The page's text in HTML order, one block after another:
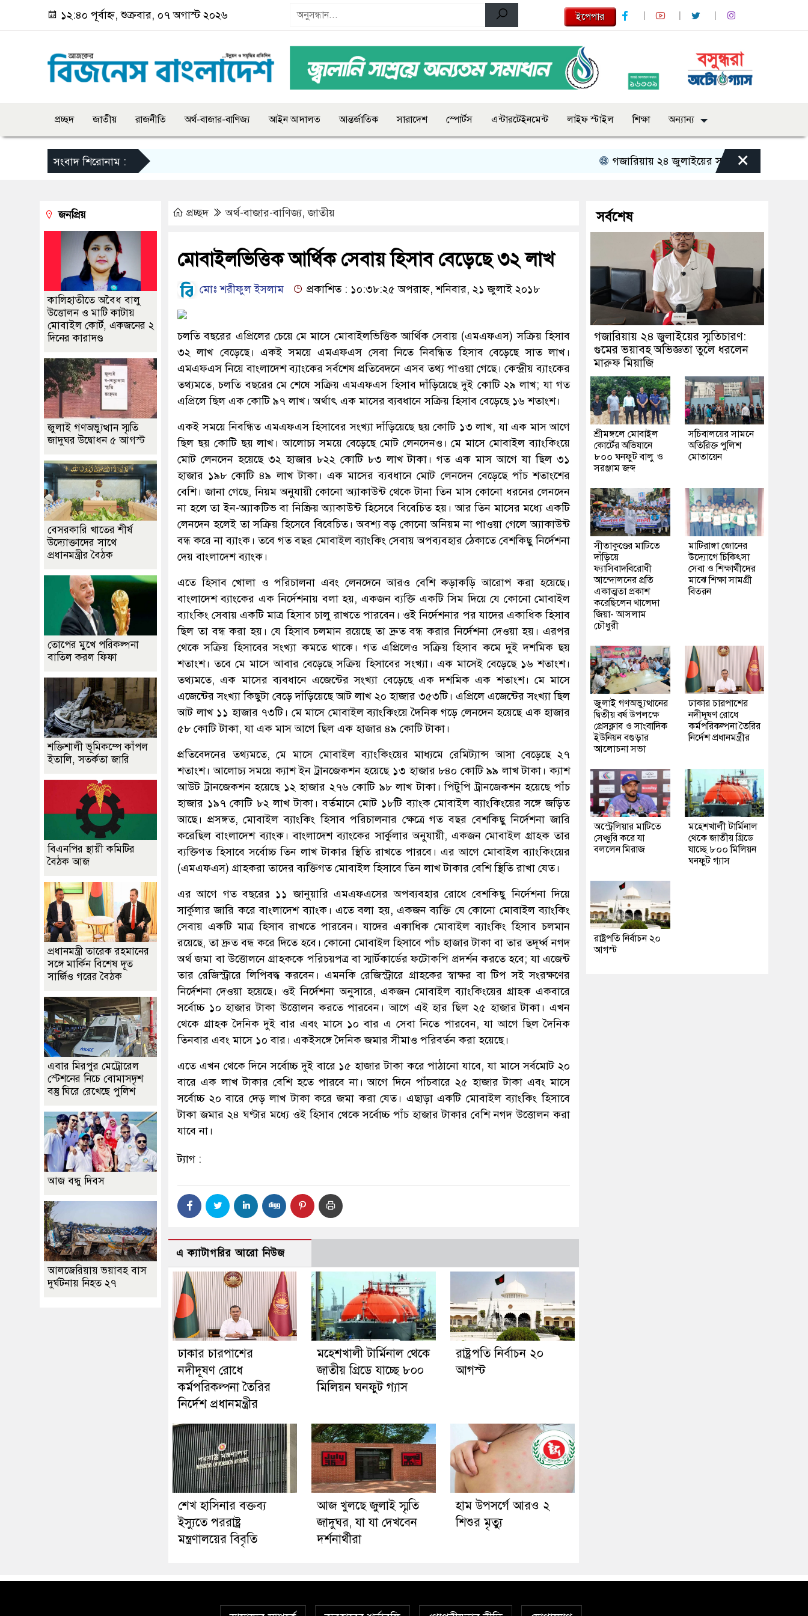
১২:৪০ পূর্বাহ্ন, শুক্রবার, ০৭ অগাস্ট ২০২৬ ইপেপার
প্রচ্ছদ জাতীয় রাজনীতি অর্থ-বাজার-বাণিজ্য আইন আদালত আন্তর্জাতিক সারাদেশ স্পোর্টস এন্টারটেইনমেন্ট লাইফ স্টাইল শিক্ষা অন্যান্য
সংবাদ শিরোনাম : গজারিয়ায় ২৪ জুলাইয়ের স্মৃতিচারণ: গুমের ভয়াবহ
×
প্রচ্ছদ অর্থ-বাজার-বাণিজ্য,জাতীয়
মোবাইলভিত্তিক আর্থিক সেবায় হিসাব বেড়েছে ৩২ লাখ
মোঃ শরীফুল ইসলাম প্রকাশিত : ১০:৩৮:২৫ অপরাহ্ন, শনিবার, ২১ জুলাই ২০১৮
চলতি বছরের এপ্রিলের চেয়ে মে মাসে মোবাইলভিত্তিক আর্থিক সেবায় (এমএফএস) সক্রিয় হিসাব
৩২ লাখ বেড়েছে। একই সময়ে এমএফএস সেবা নিতে নিবন্ধিত হিসাব বেড়েছে সাত লাখ।
এমএফএস নিয়ে বাংলাদেশ ব্যাংকের সর্বশেষ প্রতিবেদনে এসব তথ্য পাওয়া গেছে। কেন্দ্রীয় ব্যাংকের
তথ্যমতে, চলতি বছরের মে শেষে সক্রিয় এমএফএস হিসাব দাঁড়িয়েছে দুই কোটি ২৯ লাখ; যা গত
এপ্রিলে ছিল এক কোটি ৯৭ লাখ। অর্থাৎ এক মাসের ব্যবধানে সক্রিয় হিসাব বেড়েছে ১৬ শতাংশ।
একই সময়ে নিবন্ধিত এমএফএস হিসাবের সংখ্যা দাঁড়িয়েছে ছয় কোটি ১৩ লাখ, যা এক মাস আগে
ছিল ছয় কোটি ছয় লাখ। আলোচ্য সময়ে বেড়েছে মোট লেনদেনও। মে মাসে মোবাইল ব্যাংকিংয়ে
মোট লেনদেন হয়েছে ৩২ হাজার ৮২২ কোটি ৮৩ লাখ টাকা। গত এক মাস আগে যা ছিল ৩১
হাজার ১৯৮ কোটি ৪৯ লাখ টাকা। এক মাসের ব্যবধানে মোট লেনদেন বেড়েছে পাঁচ শতাংশের
বেশি। জানা গেছে, নিয়ম অনুযায়ী কোনো অ্যাকাউন্ট থেকে টানা তিন মাস কোনো ধরনের লেনদেন
না হলে তা ইন-অ্যাকটিভ বা নিষ্ক্রিয় অ্যাকাউন্ট হিসেবে বিবেচিত হয়। আর তিন মাসের মধ্যে একটি
লেনদেন হলেই তা সক্রিয় হিসেবে বিবেচিত। অবশ্য বড় কোনো অনিয়ম না পাওয়া গেলে অ্যাকাউন্ট
বন্ধ করে না ব্যাংক। তবে গত বছর মোবাইল ব্যাংকিং সেবায় অপব্যবহার ঠেকাতে বেশকিছু নির্দেশনা
দেয় বাংলাদেশ ব্যাংক।
এতে হিসাব খোলা ও পরিচালনা এবং লেনদেনে আরও বেশি কড়াকড়ি আরোপ করা হয়েছে।
বাংলাদেশ ব্যাংকের এক নির্দেশনায় বলা হয়, একজন ব্যক্তি একটি সিম দিয়ে যে কোনো মোবাইল
ব্যাংকিং সেবায় একটি মাত্র হিসাব চালু রাখতে পারবেন। ওই নির্দেশনার পর যাদের একাধিক হিসাব
ছিল তা বন্ধ করা হয়। যে হিসাব চলমান রয়েছে তা দ্রুত বন্ধ করার নির্দেশনা দেওয়া হয়। এরপর
থেকে সক্রিয় হিসাবের সংখ্যা কমতে থাকে। গত এপ্রিলেও সক্রিয় হিসাব কমে দুই দশমিক ছয়
শতাংশ। তবে মে মাসে আবার বেড়েছে সক্রিয় হিসাবের সংখ্যা। এক মাসেই বেড়েছে ১৬ শতাংশ।
তথ্যমতে, এক মাসের ব্যবধানে এজেন্টের সংখ্যা বেড়েছে এক দশমিক এক শতাংশ। মে মাসে
এজেন্টের সংখ্যা কিছুটা বেড়ে দাঁড়িয়েছে আট লাখ ২০ হাজার ৩৫৩টি। এপ্রিলে এজেন্টের সংখ্যা ছিল
আট লাখ ১১ হাজার ৭৩টি। মে মাসে মোবাইল ব্যাংকিংয়ে দৈনিক গড়ে লেনদেন হয়েছে এক হাজার
৫৮ কোটি টাকা, যা এক মাস আগে ছিল এক হাজার ৪৯ কোটি টাকা।
প্রতিবেদনের তথ্যমতে, মে মাসে মোবাইল ব্যাংকিংয়ের মাধ্যমে রেমিট্যান্স আসা বেড়েছে ২৭
শতাংশ। আলোচ্য সময়ে ক্যাশ ইন ট্রানজেকশন হয়েছে ১৩ হাজার ৮৪০ কোটি ৯৯ লাখ টাকা। ক্যাশ
আউট ট্রানজেকশন হয়েছে ১২ হাজার ২৭৬ কোটি ৯৮ লাখ টাকা। পিটুপি ট্রানজেকশন হয়েছে পাঁচ
হাজার ১৯৭ কোটি ৮২ লাখ টাকা। বর্তমানে মোট ১৮টি ব্যাংক মোবাইল ব্যাংকিংয়ের সঙ্গে জড়িত
আছে। প্রসঙ্গত, মোবাইল ব্যাংকিং হিসাব পরিচালনার ক্ষেত্রে গত বছর বেশকিছু নির্দেশনা জারি
করেছিল বাংলাদেশ ব্যাংক। বাংলাদেশ ব্যাংকের সার্কুলার অনুযায়ী, একজন মোবাইল গ্রাহক তার
ব্যক্তিগত হিসাবে সর্বোচ্চ তিন লাখ টাকার স্থিতি রাখতে পারবে। এর আগে মোবাইল ব্যাংকিংয়ের
(এমএফএস) গ্রাহকরা তাদের ব্যক্তিগত মোবাইল হিসাবে তিন লাখ টাকার বেশি স্থিতি রাখা যেত।
এর আগে গত বছরের ১১ জানুয়ারি এমএফএসের অপব্যবহার রোধে বেশকিছু নির্দেশনা দিয়ে
সার্কুলার জারি করে বাংলাদেশ ব্যাংক। এতে বলা হয়, একজন ব্যক্তি যে কোনো মোবাইল ব্যাংকিং
সেবায় একটি মাত্র হিসাব রাখতে পারবেন। যাদের একাধিক মোবাইল ব্যাংকিং হিসাব চলমান
রয়েছে, তা দ্রুত বন্ধ করে দিতে হবে। কোনো মোবাইল হিসাবে পাঁচ হাজার টাকা বা তার তদূর্ধ্ব নগদ
অর্থ জমা বা উত্তোলনে গ্রাহককে পরিচয়পত্র বা স্মার্টকার্ডের ফটোকপি প্রদর্শন করতে হবে; যা এজেন্ট
তার রেজিস্ট্রারে লিপিবদ্ধ করবেন। এমনকি রেজিস্ট্রারে গ্রাহকের স্বাক্ষর বা টিপ সই সংরক্ষণের
নির্দেশনা দেওয়া হয়েছে। ওই নির্দেশনা অনুসারে, একজন মোবাইল ব্যাংকিংয়ের গ্রাহক একবারে
সর্বোচ্চ ১০ হাজার টাকা উত্তোলন করতে পারবেন। আগে এই হার ছিল ২৫ হাজার টাকা। এখন
থেকে গ্রাহক দৈনিক দুই বার এবং মাসে ১০ বার এ সেবা নিতে পারবেন, যা আগে ছিল দৈনিক
তিনবার এবং মাসে ১০ বার। একইসঙ্গে দৈনিক জমার সীমাও পরিবর্তন করা হয়েছে।
এতে এখন থেকে দিনে সর্বোচ্চ দুই বারে ১৫ হাজার টাকা করে পাঠানো যাবে, যা মাসে সর্বমোট ২০
বারে এক লাখ টাকার বেশি হতে পারবে না। আগে দিনে পাঁচবারে ২৫ হাজার টাকা এবং মাসে
সর্বোচ্চ ২০ বারে দেড় লাখ টাকা করে জমা করা যেত। এছাড়া একটি মোবাইল ব্যাংকিং হিসাবে
টাকা জমার ২৪ ঘণ্টার মধ্যে ওই হিসাব থেকে সর্বোচ্চ পাঁচ হাজার টাকার বেশি নগদ উত্তোলন করা
যাবে না।
ট্যাগ :
এ ক্যাটাগরির আরো নিউজ
ঢাকার চারপাশের
নদীদূষণ রোধে
কর্মপরিকল্পনা তৈরির
নির্দেশ প্রধানমন্ত্রীর
মহেশখালী টার্মিনাল থেকে
জাতীয় গ্রিডে যাচ্ছে ৮০০
মিলিয়ন ঘনফুট গ্যাস
রাষ্ট্রপতি নির্বাচন ২০
আগস্ট
শেখ হাসিনার বক্তব্য
ইস্যুতে পররাষ্ট্র
মন্ত্রণালয়ের বিবৃতি
আজ খুলছে জুলাই স্মৃতি
জাদুঘর, যা যা দেখবেন
দর্শনার্থীরা
হাম উপসর্গে আরও ২
শিশুর মৃত্যু
জনপ্রিয়
কালিহাতীতে অবৈধ বালু
উত্তোলন ও মাটি কাটায়
মোবাইল কোর্ট, একজনের ২
দিনের কারাদণ্ড
জুলাই গণঅভ্যুত্থান স্মৃতি
জাদুঘর উদ্বোধন ৫ আগস্ট
বেসরকারি খাতের শীর্ষ
উদ্যোক্তাদের সাথে
প্রধানমন্ত্রীর বৈঠক
তোপের মুখে পরিকল্পনা
বাতিল করল ফিফা
শক্তিশালী ভূমিকম্পে কাঁপল
ইতালি, সতর্কতা জারি
বিএনপির স্থায়ী কমিটির
বৈঠক আজ
প্রধানমন্ত্রী তারেক রহমানের
সঙ্গে মার্কিন বিশেষ দূত
সার্জিও গরের বৈঠক
এবার মিরপুর মেট্রোরেল
স্টেশনের নিচে বোমাসদৃশ
বস্তু ঘিরে রেখেছে পুলিশ
আজ বন্ধু দিবস
আলজেরিয়ায় ভয়াবহ বাস
দুর্ঘটনায় নিহত ২৭
সর্বশেষ
গজারিয়ায় ২৪ জুলাইয়ের স্মৃতিচারণ:
গুমের ভয়াবহ অভিজ্ঞতা তুলে ধরলেন
মারুফ মিয়াজি
শ্রীমঙ্গলে মোবাইল
কোর্টের অভিযানে
৮০০ ঘনফুট বালু ও
সরঞ্জাম জব্দ
সচিবালয়ের সামনে
অতিরিক্ত পুলিশ
মোতায়েন
সীতাকুণ্ডের মাটিতে
দাঁড়িয়ে
ফ্যাসিবাদবিরোধী
আন্দোলনের প্রতি
একাত্মতা প্রকাশ
করেছিলেন খালেদা
জিয়া- আসলাম
চৌধুরী
মাটিরাঙ্গা জোনের
উদ্যোগে চিকিৎসা
সেবা ও শিক্ষার্থীদের
মাঝে শিক্ষা সামগ্রী
বিতরন
জুলাই গণঅভ্যুত্থানের
দ্বিতীয় বর্ষ উপলক্ষে
প্রেসক্লাব ও সাংবাদিক
ইউনিয়ন বগুড়ার
আলোচনা সভা
ঢাকার চারপাশের
নদীদূষণ রোধে
কর্মপরিকল্পনা তৈরির
নির্দেশ প্রধানমন্ত্রীর
অস্ট্রেলিয়ার মাটিতে
সেঞ্চুরি করে যা
বললেন মিরাজ
মহেশখালী টার্মিনাল
থেকে জাতীয় গ্রিডে
যাচ্ছে ৮০০ মিলিয়ন
ঘনফুট গ্যাস
রাষ্ট্রপতি নির্বাচন ২০
আগস্ট